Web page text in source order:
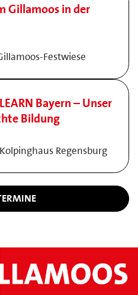
Gillamoos in der
Festwiese
Bayern – Unser
Bildung
Regensburg